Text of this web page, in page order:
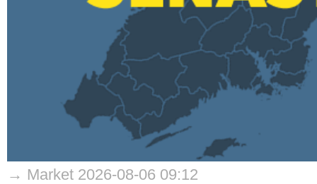
→ Market 2026-08-06 09:12